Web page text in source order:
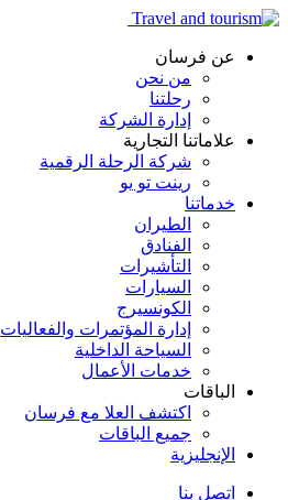
عن فرسان
من نحن
رحلتنا
إدارة الشركة
علاماتنا التجارية
شركة الرحلة الرقمية
رينت تو يو
خدماتنا
الطيران
الفنادق
التأشيرات
السيارات
الكونسيرج
إدارة المؤتمرات والفعاليات
السياحة الداخلية
خدمات الأعمال
الباقات
اكتشف العلا مع فرسان
جميع الباقات
الإنجليزية
اتصل بنا